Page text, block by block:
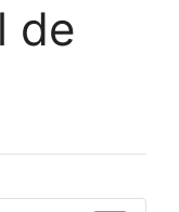
de